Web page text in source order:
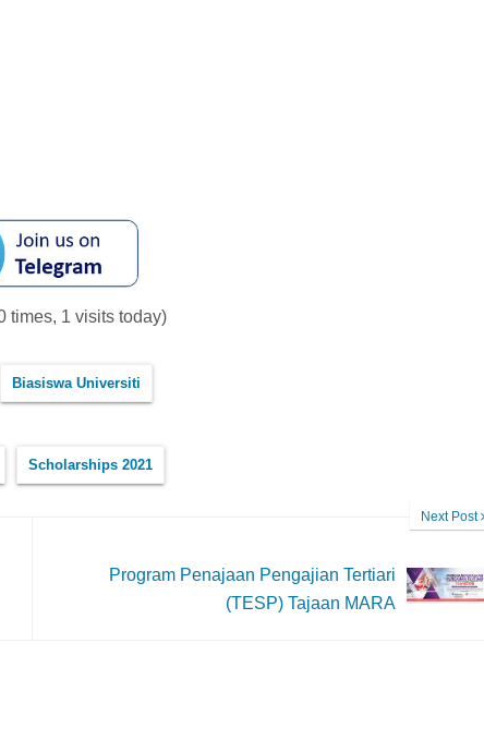
times, 1 visits today)
Biasiswa Universiti
Scholarships 2021
Next Post
Program Penajaan Pengajian Tertiari
(TESP) Tajaan MARA